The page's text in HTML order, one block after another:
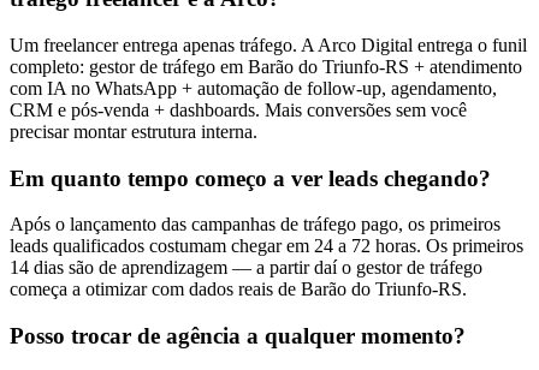
Um freelancer entrega apenas tráfego. A Arco Digital entrega o funil
completo: gestor de tráfego em Barão do Triunfo-RS + atendimento
com IA no WhatsApp + automação de follow-up, agendamento,
CRM e pós-venda + dashboards. Mais conversões sem você
precisar montar estrutura interna.
Em quanto tempo começo a ver leads chegando?
Após o lançamento das campanhas de tráfego pago, os primeiros
leads qualificados costumam chegar em 24 a 72 horas. Os primeiros
14 dias são de aprendizagem — a partir daí o gestor de tráfego
começa a otimizar com dados reais de Barão do Triunfo-RS.
Posso trocar de agência a qualquer momento?